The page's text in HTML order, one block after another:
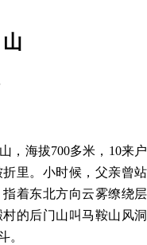
山
，海拔700多米，10来户
里。小时候，父亲曾站
着东北方向云雾缭绕层
的后门山叫马鞍山风洞
。